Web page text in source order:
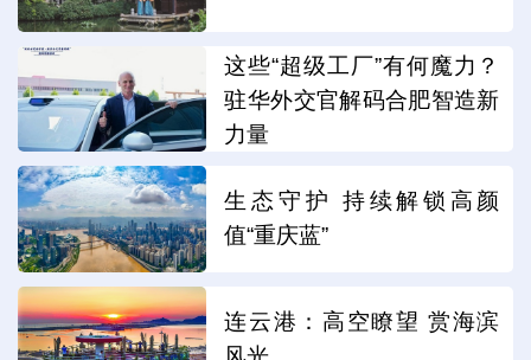
这些“超级工厂”有何魔力？
驻华外交官解码合肥智造新
力量
生态守护 持续解锁高颜
值“重庆蓝”
连云港：高空瞭望 赏海滨